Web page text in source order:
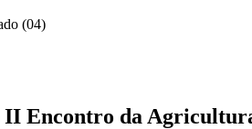
(04)
II Encontro da